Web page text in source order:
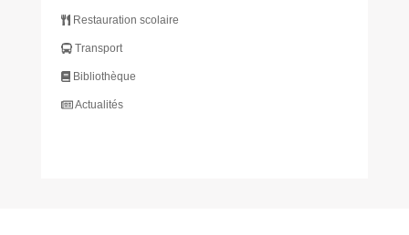
Restauration scolaire
Transport
Bibliothèque
Actualités